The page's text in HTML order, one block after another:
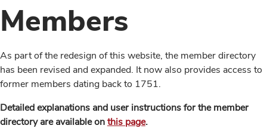
Members
As part of the redesign of this website, the member directory
has been revised and expanded. It now also provides access to
former members dating back to 1751.
Detailed explanations and user instructions for the member
directory are available onthis page.